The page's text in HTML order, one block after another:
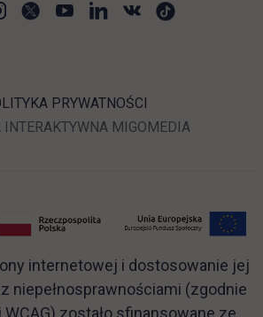
PRYWATNOŚCI
INTERAKTYWNALINK OTWIERA SIĘ W
MIGOMEDIALINK
internetowej i dostosowanie jej
niepełnosprawnościami (zgodnie
zostało sfinansowane ze